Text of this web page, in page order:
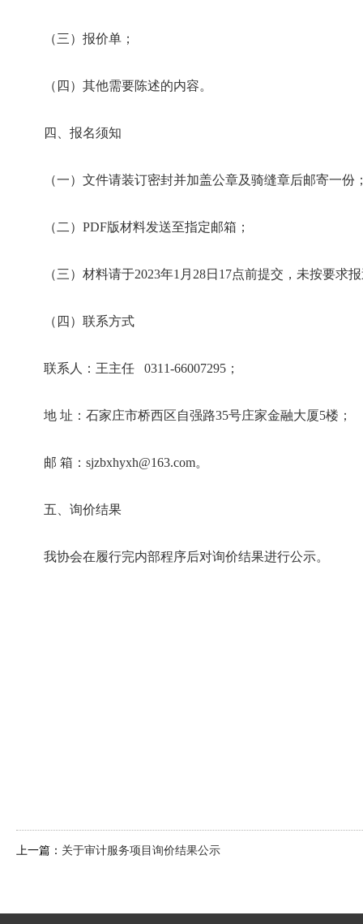
（三）报价单；
（四）其他需要陈述的内容。
四、报名须知
（一）文件请装订密封并加盖公章及骑缝章后邮寄一份
（二）PDF版材料发送至指定邮箱；
（三）材料请于2023年1月28日17点前提交，未按要
（四）联系方式
联系人：王主任 0311-66007295；
地 址：石家庄市桥西区自强路35号庄家金融大厦5楼；
邮 箱：sjzbxhyxh@163.com。
五、询价结果
我协会在履行完内部程序后对询价结果进行公示。
上一篇： 关于审计服务项目询价结果公示